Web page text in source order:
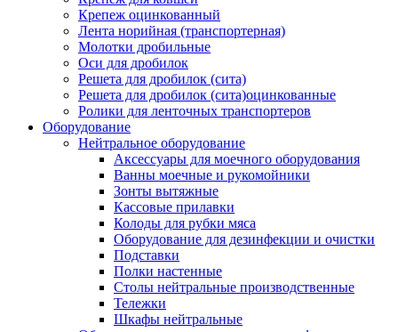
Крепеж оцинкованный
Лента норийная (транспортерная)
Молотки дробильные
Оси для дробилок
Решета для дробилок (сита)
Решета для дробилок (сита)оцинкованные
Ролики для ленточных транспортеров
Оборудование
Нейтральное оборудование
Аксессуары для моечного оборудования
Ванны моечные и рукомойники
Зонты вытяжные
Кассовые прилавки
Колоды для рубки мяса
Оборудование для дезинфекции и очистки
Подставки
Полки настенные
Столы нейтральные производственные
Тележки
Шкафы нейтральные